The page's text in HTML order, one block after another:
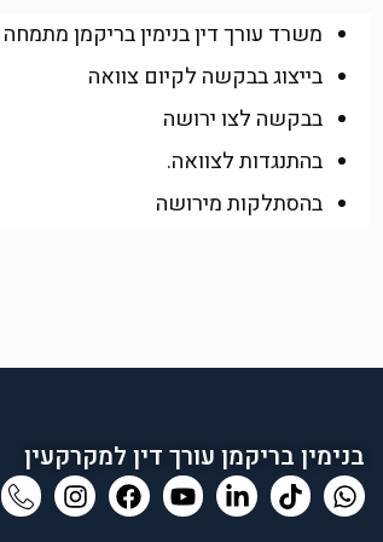
משרד עורך דין בנימין בריקמן מתמחה
בייצוג בבקשה לקיום צוואה
בבקשה לצו ירושה
בהתנגדות לצוואה.
בהסתלקות מירושה
בנימין בריקמן עורך דין למקרקעין